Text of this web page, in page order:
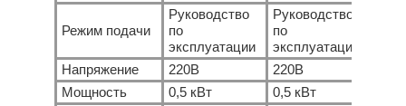
Режим подачи
Руководство
по
эксплуатации
Руководство
по
эксплуатации
Напряжение
220В 220В
Мощность
0,5 кВт 0,5 кВт